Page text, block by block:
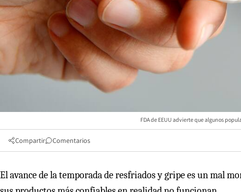
FDA de EEUU advierte que algunos
Compartir Comentarios
El avance de la temporada de resfriados y gripe es un mal